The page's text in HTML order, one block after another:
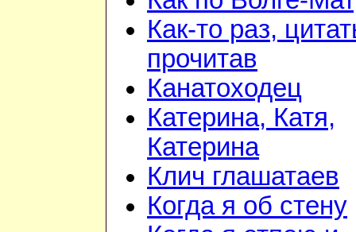
Как-то раз,
прочитав
Канатоходец
Катерина, Катя,
Катерина
Клич глашатаев
Когда я об стену